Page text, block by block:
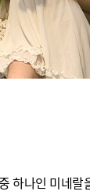
하나인 미네랄